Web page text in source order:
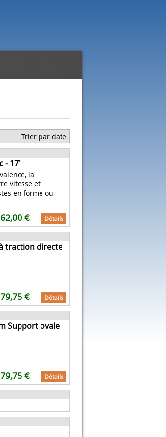
Trier par date
- 17"
la
vitesse et
en forme ou
€ Détails
à traction directe
79,75 € Détails
Support ovale
79,75 € Détails